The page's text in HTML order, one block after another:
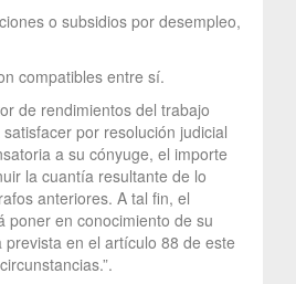
o subsidios por desempleo,
compatibles entre sí.
de rendimientos del trabajo
por resolución judicial
a su cónyuge, el importe
la cuantía resultante de lo
anteriores. A tal fin, el
poner en conocimiento de su
en el artículo 88 de este